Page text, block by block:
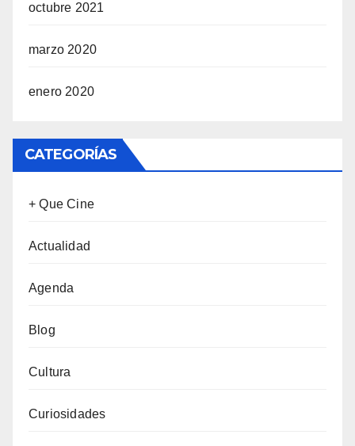
octubre 2021
marzo 2020
enero 2020
CATEGORÍAS
+ Que Cine
Actualidad
Agenda
Blog
Cultura
Curiosidades